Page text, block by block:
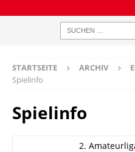
STARTSEITE ARCHIV
Spielinfo
Spielinfo
2.